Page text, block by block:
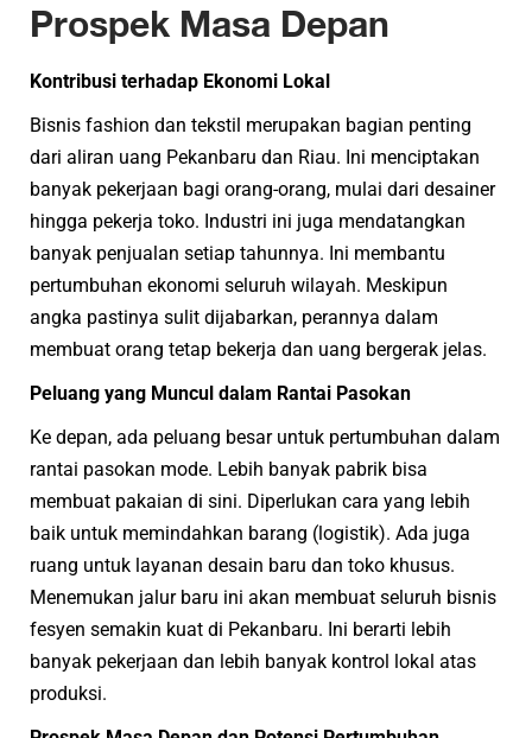
Prospek Masa Depan
Kontribusi terhadap Ekonomi Lokal
Bisnis fashion dan tekstil merupakan bagian penting
dari aliran uang Pekanbaru dan Riau. Ini menciptakan
banyak pekerjaan bagi orang-orang, mulai dari desainer
hingga pekerja toko. Industri ini juga mendatangkan
banyak penjualan setiap tahunnya. Ini membantu
pertumbuhan ekonomi seluruh wilayah. Meskipun
angka pastinya sulit dijabarkan, perannya dalam
membuat orang tetap bekerja dan uang bergerak jelas.
Peluang yang Muncul dalam Rantai Pasokan
Ke depan, ada peluang besar untuk pertumbuhan dalam
rantai pasokan mode. Lebih banyak pabrik bisa
membuat pakaian di sini. Diperlukan cara yang lebih
baik untuk memindahkan barang (logistik). Ada juga
ruang untuk layanan desain baru dan toko khusus.
Menemukan jalur baru ini akan membuat seluruh bisnis
fesyen semakin kuat di Pekanbaru. Ini berarti lebih
banyak pekerjaan dan lebih banyak kontrol lokal atas
produksi.